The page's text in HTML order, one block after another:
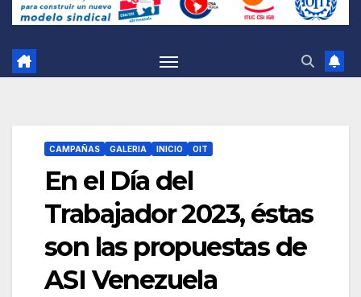
CAMPAÑAS GALERIA INICIO OIT
En el Día del
Trabajador 2023, éstas
son las propuestas de
ASI Venezuela